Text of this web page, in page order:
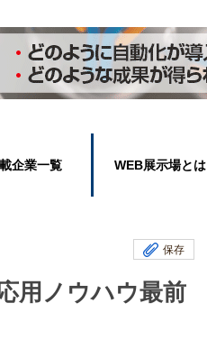
企業一覧 WEB展示場とは
保存
用ノウハウ最前